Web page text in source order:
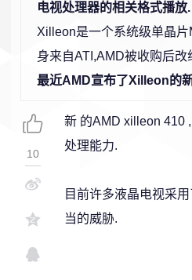
电视处理器的相关格式播放.
Xilleon是一个系统级单晶
身来自ATI,AMD被收购后改
最近AMD宣布了Xilleon的
新 的AMD xilleon 410
处理能力.
目前许多液晶电视采
当的威胁.
10